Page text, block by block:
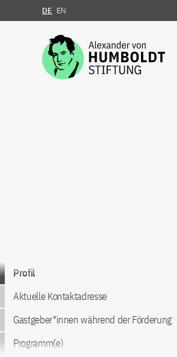
Zum Inhalt springen
DE EN
Zum Inhalt springen
Profil
Aktuelle Kontaktadresse
Gastgeber*innen während der Förderung
Programm(e)